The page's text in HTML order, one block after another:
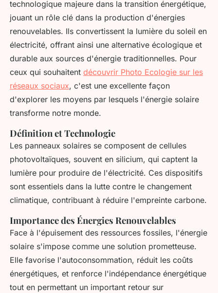
technologique majeure dans la transition énergétique,
jouant un rôle clé dans la production d'énergies
renouvelables. Ils convertissent la lumière du soleil en
électricité, offrant ainsi une alternative écologique et
durable aux sources d'énergie traditionnelles. Pour
ceux qui souhaitent découvrir Photo Ecologie sur les
réseaux sociaux, c'est une excellente façon
d'explorer les moyens par lesquels l'énergie solaire
transforme notre monde.
Définition et Technologie
Les panneaux solaires se composent de cellules
photovoltaïques, souvent en silicium, qui captent la
lumière pour produire de l'électricité. Ces dispositifs
sont essentiels dans la lutte contre le changement
climatique, contribuant à réduire l'empreinte carbone.
Importance des Énergies Renouvelables
Face à l'épuisement des ressources fossiles, l'énergie
solaire s'impose comme une solution prometteuse.
Elle favorise l'autoconsommation, réduit les coûts
énergétiques, et renforce l'indépendance énergétique
tout en permettant un important retour sur